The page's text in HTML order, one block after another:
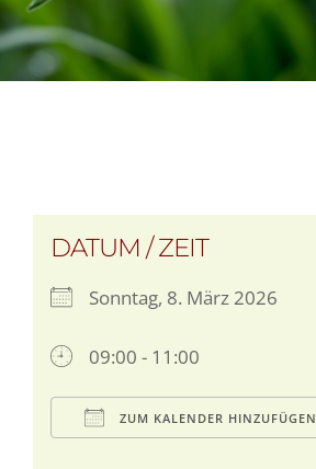
DATUM / ZEIT
Sonntag, 8. März 2026
09:00 - 11:00
ZUM KALENDER HINZUFÜGEN